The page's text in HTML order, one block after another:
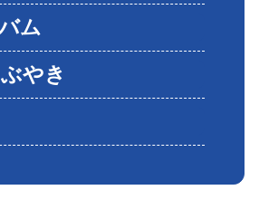
ム
やき